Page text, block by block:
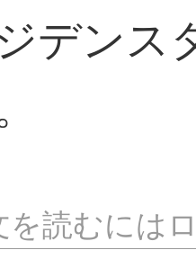
デンス
を読むには